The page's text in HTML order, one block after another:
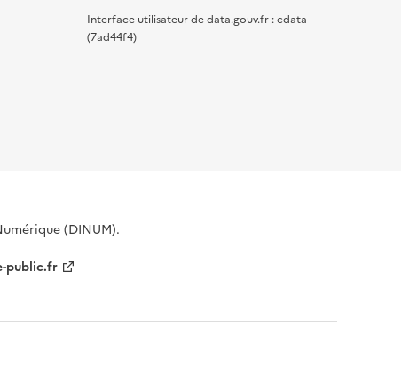
Interface utilisateur de data.gouv.fr : cdata
(7ad44f4)
(DINUM).
public.fr